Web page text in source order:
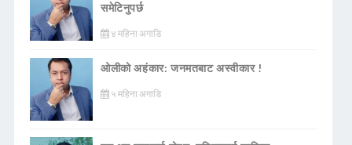
समेटिनुपर्छ
४ महिना अगाडि
ओलीको अहंकार: जनमतबाट अस्वीकार !
५ महिना अगाडि